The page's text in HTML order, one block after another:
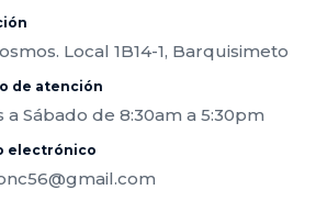
Local 1B14-1, Barquisimeto
de atención
a Sábado de 8:30am a 5:30pm
electrónico